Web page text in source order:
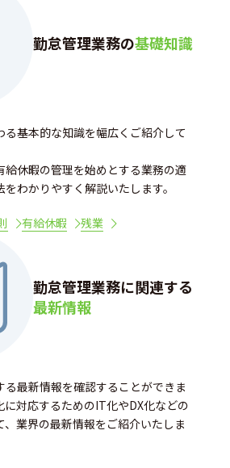
勤怠管理業務の基礎知識
る基本的な知識を幅広くご紹介して
給休暇の管理を始めとする業務の適
わかりやすく解説いたします。
有給休暇 残業
勤怠管理業務に関連する
最新情報
る最新情報を確認することができま
に対応するためのIT化やDX化などの
、業界の最新情報をご紹介いたしま